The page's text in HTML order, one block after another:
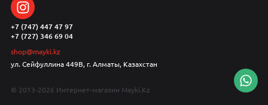
+7 (747) 447 47 97
+7 (727) 346 69 04
shop@mayki.kz
ул. Сейфуллина 449В, г. Алматы, Казахстан
© 2013-2026 Интернет-магазин Mayki.Kz